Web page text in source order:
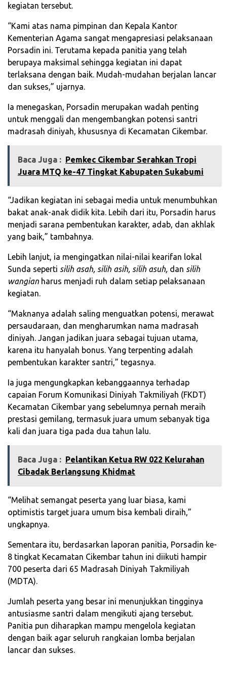
kegiatan tersebut.
“Kami atas nama pimpinan dan Kepala Kantor
Kementerian Agama sangat mengapresiasi pelaksanaan
Porsadin ini. Terutama kepada panitia yang telah
berupaya maksimal sehingga kegiatan ini dapat
terlaksana dengan baik. Mudah-mudahan berjalan lancar
dan sukses,” ujarnya.
Ia menegaskan, Porsadin merupakan wadah penting
untuk menggali dan mengembangkan potensi santri
madrasah diniyah, khususnya di Kecamatan Cikembar.
Baca Juga : Pemkec Cikembar Serahkan Tropi
Juara MTQ ke-47 Tingkat Kabupaten Sukabumi
“Jadikan kegiatan ini sebagai media untuk menumbuhkan
bakat anak-anak didik kita. Lebih dari itu, Porsadin harus
menjadi sarana pembentukan karakter, adab, dan akhlak
yang baik,” tambahnya.
Lebih lanjut, ia mengingatkan nilai-nilai kearifan lokal
Sunda seperti silih asah, silih asih, silih asuh, dan silih
wangian harus menjadi ruh dalam setiap pelaksanaan
kegiatan.
“Maknanya adalah saling menguatkan potensi, merawat
persaudaraan, dan mengharumkan nama madrasah
diniyah. Jangan jadikan juara sebagai tujuan utama,
karena itu hanyalah bonus. Yang terpenting adalah
pembentukan karakter santri,” tegasnya.
Ia juga mengungkapkan kebanggaannya terhadap
capaian Forum Komunikasi Diniyah Takmiliyah (FKDT)
Kecamatan Cikembar yang sebelumnya pernah meraih
prestasi gemilang, termasuk juara umum sebanyak tiga
kali dan juara tiga pada dua tahun lalu.
Baca Juga : ‎Pelantikan Ketua RW 022 Kelurahan
Cibadak Berlangsung Khidmat‎
“Melihat semangat peserta yang luar biasa, kami
optimistis target juara umum bisa kembali diraih,”
ungkapnya.
Sementara itu, berdasarkan laporan panitia, Porsadin ke-
8 tingkat Kecamatan Cikembar tahun ini diikuti hampir
700 peserta dari 65 Madrasah Diniyah Takmiliyah
(MDTA).
Jumlah peserta yang besar ini menunjukkan tingginya
antusiasme santri dalam mengikuti ajang tersebut.
Panitia pun diharapkan mampu mengelola kegiatan
dengan baik agar seluruh rangkaian lomba berjalan
lancar dan sukses.